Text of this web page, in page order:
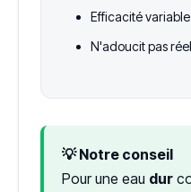
Efficacité variable
N'adoucit pas
💡 Notre conseil
Pour une eau dur